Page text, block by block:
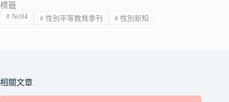
標籤
#No94 #性別平等教育季刊 # 性別新知
相關文章